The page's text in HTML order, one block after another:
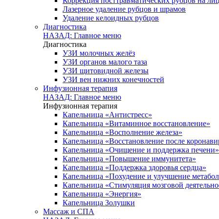
Лазерное удаление рубцов и шрамов
Удаление келоидных рубцов
Диагностика
НАЗАД: Главное меню
Диагностика
УЗИ молочных желёз
УЗИ органов малого таза
УЗИ щитовидной железы
УЗИ вен нижних конечностей
Инфузионная терапия
НАЗАД: Главное меню
Инфузионная терапия
Капельница «Антистресс»
Капельница «Витаминное восстановление»
Капельница «Восполнение железа»
Капельница «Восстановление после
Капельница «Очищение и поддержка печени»
Капельница «Повышение иммунитета»
Капельница «Поддержка здоровья сердца»
Капельница «Похудение и улучшение
Капельница «Стимуляция мозговой
Капельница «Энергия»
Капельница Золушки
Массаж и СПА